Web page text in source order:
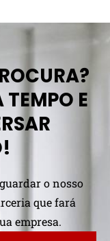
E
o nosso
que fará
empresa.